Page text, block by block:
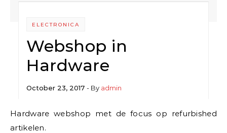
ELECTRONICA
Webshop in
Hardware
October 23, 2017 - By admin
Hardware webshop met de focus op refurbished
artikelen.